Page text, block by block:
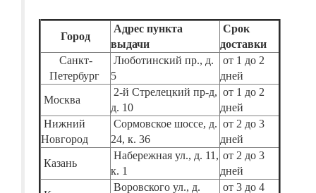
Город
Адрес пункта
выдачи
Срок
доставки
Санкт-
Петербург
Люботинский пр., д.
5
от 1 до 2
дней
Москва
2-й Стрелецкий пр-д,
д. 10
от 1 до 2
дней
Нижний
Новгород
Сормовское шоссе, д.
24, к. 36
от 2 до 3
дней
Казань
Набережная ул., д. 11,
к. 1
от 2 до 3
дней
Воровского ул., д. от 3 до 4